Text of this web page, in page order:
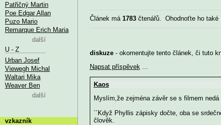
Článek má 1783čtenářů. Ohodnoťte ho
diskuze- okomentujte tento článek, či tuto
Napsat příspěvek...
Kaos
Myslím,že zejména závěr se s filmem
´´Když Phyllis zápisky dočte, oba se
člověk.
Patřičný Martin
Poe Edgar Allan
Puzo Mario
Remarque Erich Maria
další
U - Z
Urban Josef
Viewegh Michal
Waltari Mika
Weaver Ben
další
vzkazník